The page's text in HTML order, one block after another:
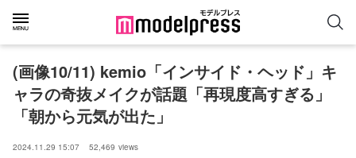
(画像10/11) kemio「インサイド・ヘッド」キ
ャラの奇抜メイクが話題「再現度高すぎる」
「朝から元気が出た」
2024.11.29 15:07 52,469 views